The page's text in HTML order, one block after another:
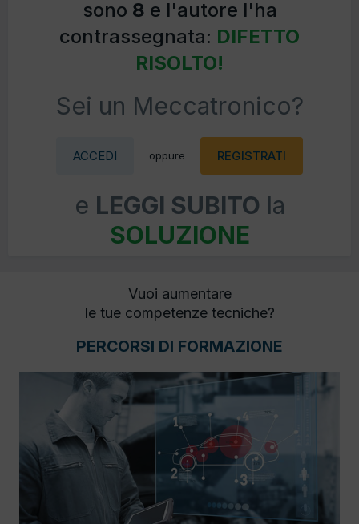
sono 8 e l'autore l'ha
contrassegnata: DIFETTO
RISOLTO!
Sei un Meccatronico?
ACCEDI oppure REGISTRATI
e LEGGI SUBITO la
SOLUZIONE
Vuoi aumentare
le tue competenze tecniche?
PERCORSI DI FORMAZIONE